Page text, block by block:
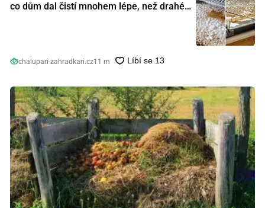
co dům dal čistí mnohem lépe, než drahé
chalupari-zahradkari.cz11 m